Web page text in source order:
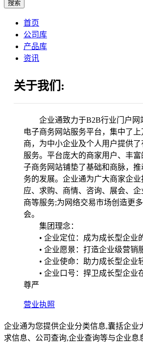
首页
公司库
产品库
资讯
关于我们:
企业通致力于B2B行业门户网
电子商务网站服务平台，集中了
商，为中小企业及个人用户提供
服务。平台庞大的商家用户、丰
子商务网站铺垫了基础和商脉，
务的发展。企业通为广大商家企
应、求购、商情、咨询、展会、
商等服务;为网络交易市场创造更
会。
集团理念：
• 企业定位：成为成长型企业
• 企业愿景：打造企业级营销
• 企业使命：助力成长型企业
• 企业口号：捍卫成长型企业
尊严
营业执照
企业通为您提供企业分类信息,囊括企业
求信息、公司查询,企业查询等与企业息